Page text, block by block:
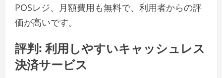
POSレジ、月額費用も無料で、利用者からの評
価が高いです。
評判: 利用しやすいキャッシュレス
決済サービス